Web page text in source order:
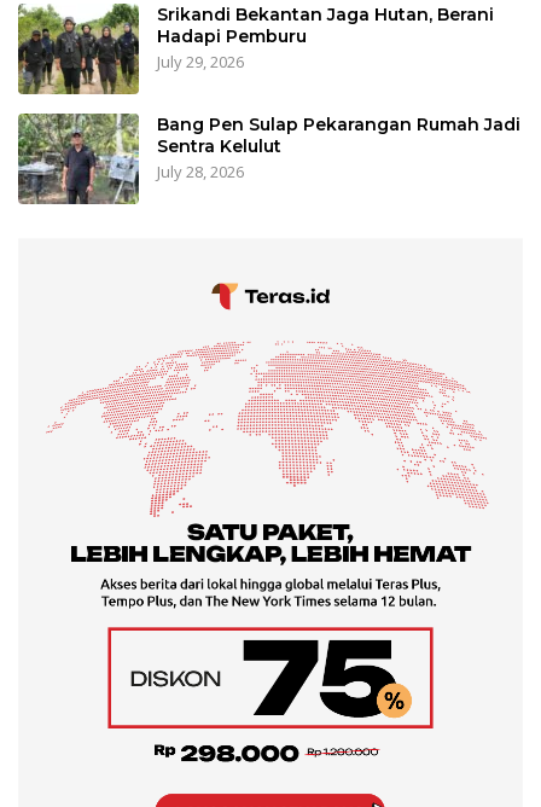
Srikandi Bekantan Jaga Hutan, Berani
Hadapi Pemburu
July 29, 2026
Bang Pen Sulap Pekarangan Rumah Jadi
Sentra Kelulut
July 28, 2026